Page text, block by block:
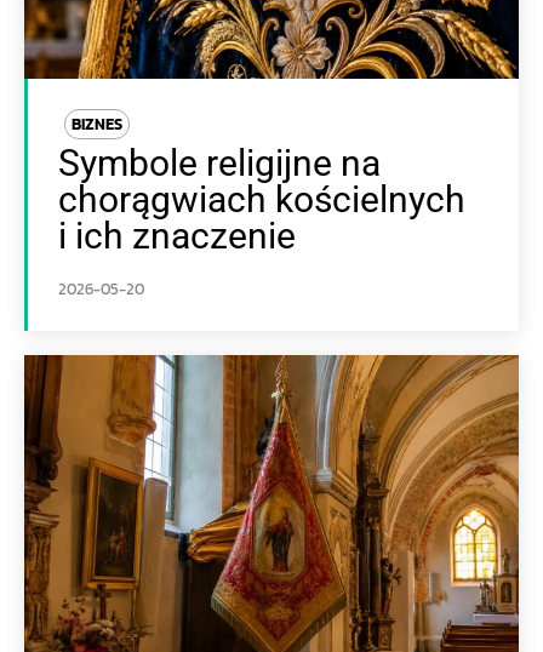
BIZNES
Symbole religijne na
chorągwiach kościelnych
i ich znaczenie
2026-05-20